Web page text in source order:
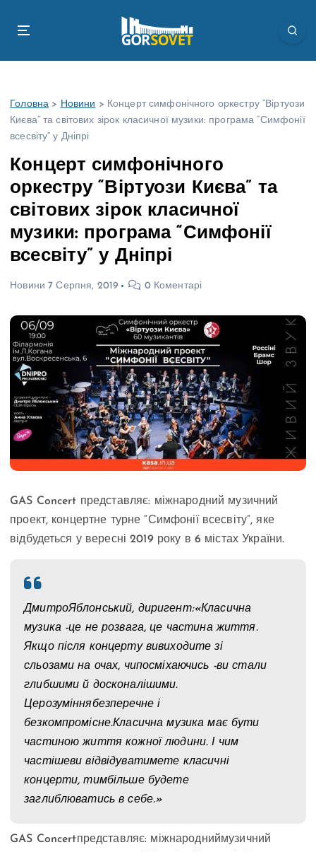
Головна > Новини > Концерт симфонічного оркестру “Віртуози
Києва” та світових зірок класичної музики: програма “Симфонії
всесвіту” у Дніпрі
Концерт симфонічного
оркестру “Віртуози Києва” та
світових зірок класичної
музики: програма “Симфонії
всесвіту” у Дніпрі
Новини 7 Серпня, 2019 0 Коментарі
GAS Concert представляє: міжнародний музичний
проект, концертне турне “Симфонії всесвіту”, яке
відбудеться у вересні 2019 року в 6 містах України.
ДмитроЯблонський, диригент:«Класична
музика -це не розвага, це частина життя.
Якщо після концерту вивиходите зі
сльозами на очах, чипосміхаючись -ви стали
глибшими й досконалішими.
Церозуміннябезперечне і
безкомпромісне.Класична музика має бути
частиною життя кожної людини. І чим
частішеви відвідуватимете класичні
концерти, тимбільше будете
заглиблюватись в себе.»
GAS Concertпредставляє: міжнародниймузичний